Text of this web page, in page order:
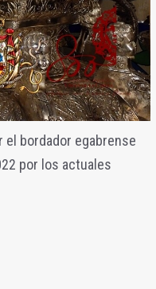
el bordador egabrense
por los actuales